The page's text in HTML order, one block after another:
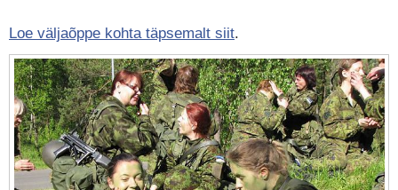
Loe väljaõppe kohta täpsemalt siit.